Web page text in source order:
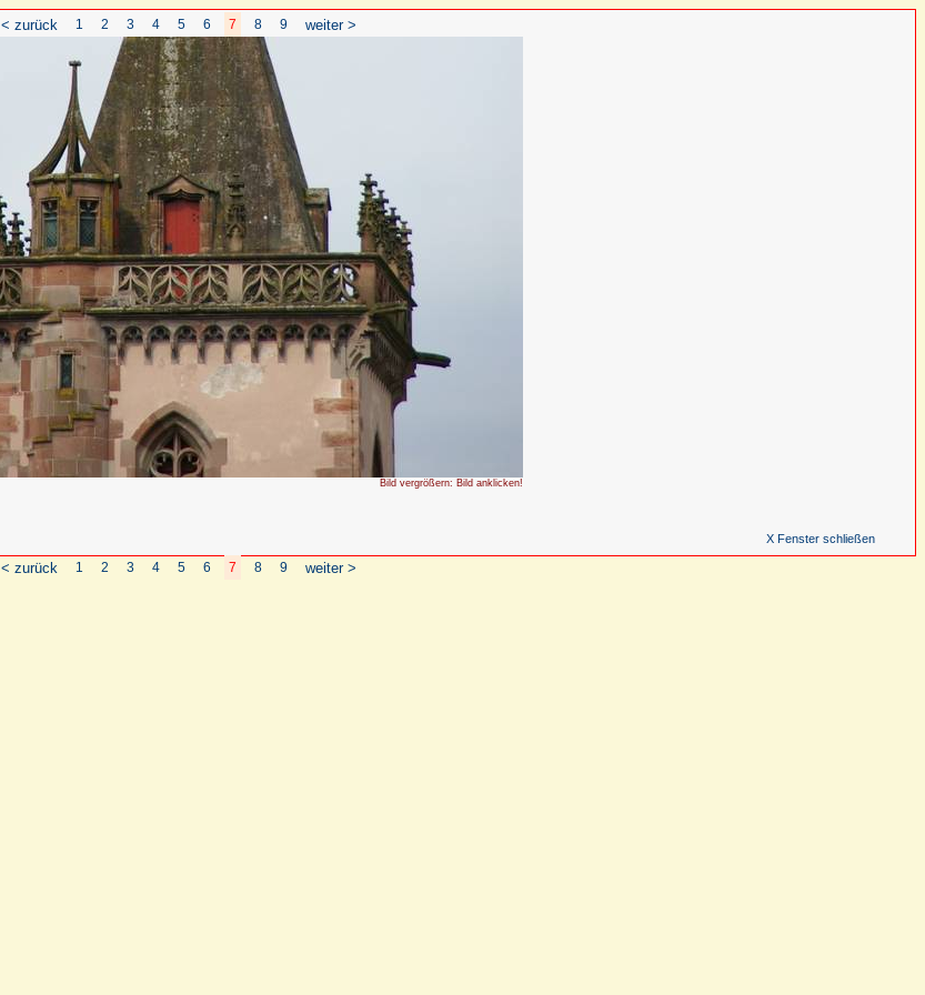
< zurück 1 2 3 4 5 6 7 8 9 weiter >
Bild vergrößern: Bild anklicken!
X Fenster schließen
< zurück 1 2 3 4 5 6 7 8 9 weiter >